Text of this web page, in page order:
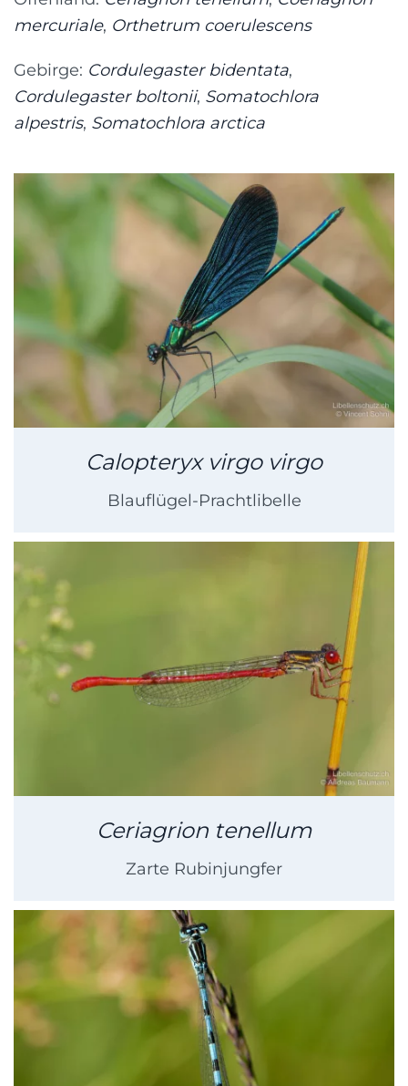
mercuriale, Orthetrum coerulescens
Gebirge: Cordulegaster bidentata,
Cordulegaster boltonii, Somatochlora
alpestris, Somatochlora arctica
Calopteryx virgo virgo
Blauflügel-Prachtlibelle
Ceriagrion tenellum
Zarte Rubinjungfer